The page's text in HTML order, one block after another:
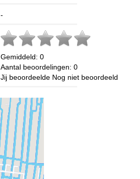
-
Gemiddeld: 0
Aantal beoordelingen: 0
Jij beoordeelde Nog niet beoordeeld